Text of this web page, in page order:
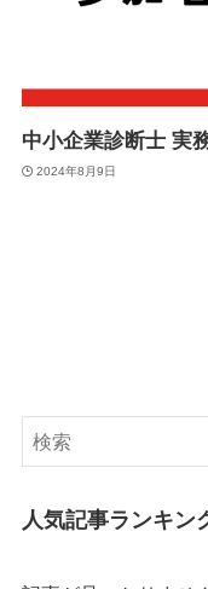
中小企業診断士 実
2024年8月9日
人気記事ランキン